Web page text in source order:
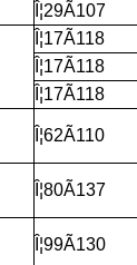
Î¦29Ã107
Î¦17Ã118
Î¦17Ã118
Î¦17Ã118
Î¦62Ã110
Î¦80Ã137
Î¦99Ã130